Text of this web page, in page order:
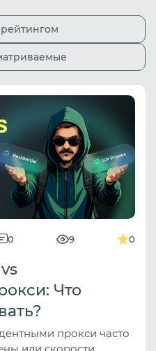
0 9 0
Что
прокси часто